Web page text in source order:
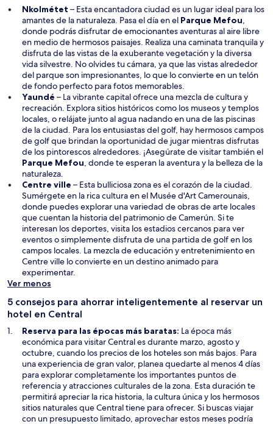
e
n
t
a
n
a
Nkolmétet – Esta encantadora ciudad es un lugar ideal para los
amantes de la naturaleza. Pasa el día en el Parque Mefou
e
a
b
r
i
á
e
n
u
n
a
n
e
v
a
e
n
t
,
donde podrás disfrutar de emocionantes aventuras al aire libre
en medio de hermosos paisajes. Realiza una caminata tranquila y
disfruta de las vistas de la exuberante vegetación y la diversa
vida silvestre. No olvides tu cámara, ya que las vistas alrededor
del parque son impresionantes, lo que lo convierte en un telón
de fondo perfecto para fotos memorables.
Yaundé – La vibrante capital ofrece una mezcla de cultura y
recreación. Explora sitios históricos como los museos y templos
locales, o relájate junto al agua nadando en una de las piscinas
de la ciudad. Para los entusiastas del golf, hay hermosos campos
de golf que brindan la oportunidad de jugar mientras disfrutas
de los pintorescos alrededores. ¡Asegúrate de visitar también el
Parque Mefou S
a
b
r
i
r
á
e
n
n
v
a
v
e
n
t
a
n
, donde te esperan la aventura y la belleza de la
naturaleza.
Centre ville – Esta bulliciosa zona es el corazón de la ciudad.
Sumérgete en la rica cultura en el Musée d'Art CamerounaisS
e
r
i
u
e
v
a
v
e
n
,
donde puedes explorar una variedad de obras de arte locales
que cuentan la historia del patrimonio de Camerún. Si te
interesan los deportes, visita los estadios cercanos para ver
eventos o simplemente disfruta de una partida de golf en los
campos locales. La mezcla de educación y entretenimiento en
Centre ville lo convierte en un destino animado para
experimentar.
Ver menos
5 consejos para ahorrar inteligentemente al reservar un
hotel en Central
Reserva para las épocas más baratas: La época más
económica para visitar Central es durante marzo, agosto y
octubre, cuando los precios de los hoteles son más bajos. Para
una experiencia de gran valor, planea quedarte al menos 4 días
para explorar completamente los importantes puntos de
referencia y atracciones culturales de la zona. Esta duración te
permitirá apreciar la rica historia, la cultura única y los hermosos
sitios naturales que Central tiene para ofrecer. Si buscas viajar
con un presupuesto limitado, aprovechar estos meses podría